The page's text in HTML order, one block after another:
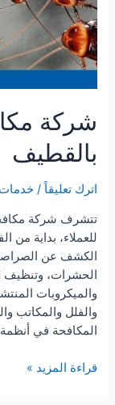
شركة
بالقطيف
اترك تعليقاً /خدمات
تتشرف شركة
للعملاء، بداية
الكشف عن
الحشرات، وتنظيف
والميكروبات
والفلل والمكاتب
المكافحة في
شركة
قراءة المزيد »